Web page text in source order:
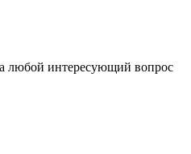
любой интересующий вопрос